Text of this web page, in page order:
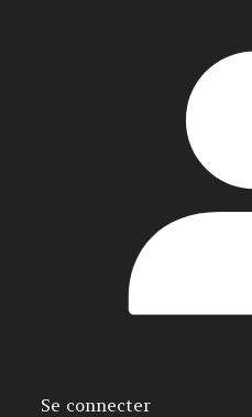
Se connecter